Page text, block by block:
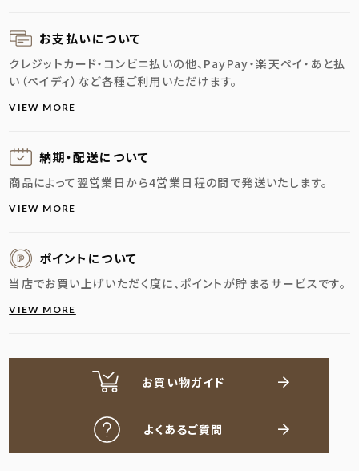
お支払いについて
クレジットカード・コンビニ払いの他、PayPay・楽天ペイ・あと払
い（ペイディ）など各種ご利用いただけます。
VIEW MORE
納期・配送に ついて
商品によって翌営業日から4営業日程の間で発送いたします。
VIEW MORE
ポイントについて
当店でお買い上げいただく度に、ポイントが貯まるサービスです。
VIEW MORE
お買い物ガイド
よくあるご質問